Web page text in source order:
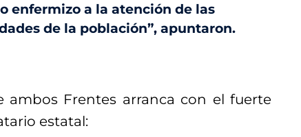
enfermizo a la atención de las
de la población”, apuntaron.
ambos Frentes arranca con el fuerte
estatal: